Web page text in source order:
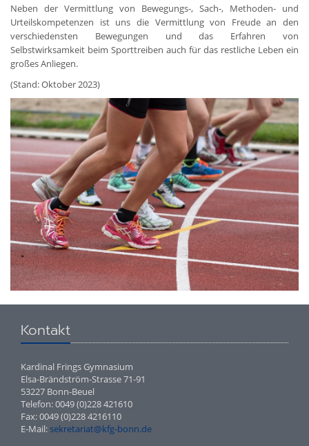
Neben der Vermittlung von Bewegungs-, Sach-, Methoden- und
Urteilskompetenzen ist uns die Vermittlung von Freude an den
verschiedensten Bewegungen und das Erfahren von
Selbstwirksamkeit beim Sporttreiben auch für das restliche Leben ein
großes Anliegen.
(Stand: Oktober 2023)
Kontakt
Kardinal Frings Gymnasium
Elsa-Brändström-Strasse 71-91
53227 Bonn-Beuel
Telefon: 0049 (0)228 421610
Fax: 0049 (0)228 4216110
E-Mail: sekretariat@kfg-bonn.de